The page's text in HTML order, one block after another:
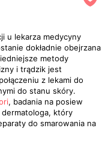
u lekarza medycyny
dokładnie obejrzana
metody
i trądzik jest
z lekami do
do stanu skóry.
, badania na posiew
który
do smarowania na